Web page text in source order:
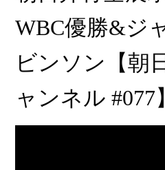
WBC優勝&ジ
ビンソン【朝
ャンネル #077​】